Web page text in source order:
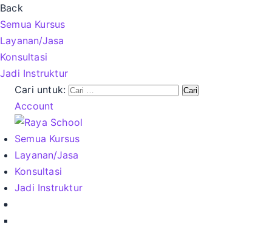
Back
Semua Kursus
Layanan/Jasa
Konsultasi
Jadi Instruktur
Cari untuk:
Account
Semua Kursus
Layanan/Jasa
Konsultasi
Jadi Instruktur